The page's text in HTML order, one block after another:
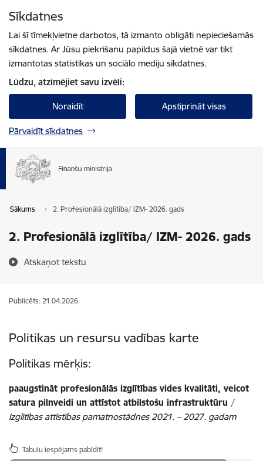
Sīkdatnes
Lai šī tīmekļvietne darbotos, tā izmanto obligāti nepieciešamās
sīkdatnes. Ar Jūsu piekrišanu papildus šajā vietnē var tikt
izmantotas statistikas un sociālo mediju sīkdatnes.
Lūdzu, atzīmējiet savu izvēli:
Noraidīt Apstiprināt visas
Pārvaldīt sīkdatnes
Sākums 2. Profesionālā izglītība/ IZM- 2026. gads
2. Profesionālā izglītība/ IZM- 2026. gads
Atskaņot tekstu
Publicēts: 21.04.2026.
Politikas un resursu vadības karte
Politikas mērķis:
paaugstināt profesionālās izglītības vides kvalitāti, veicot
satura pilnveidi un attīstot atbilstošu infrastruktūru /
Izglītības attīstības pamatnostādnes 2021. – 2027. gadam
Tabulu iespējams pabīdīt!